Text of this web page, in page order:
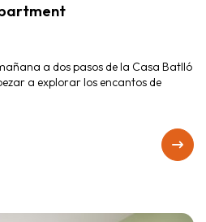
a dos pasos de la Casa Batlló
a explorar los encantos de